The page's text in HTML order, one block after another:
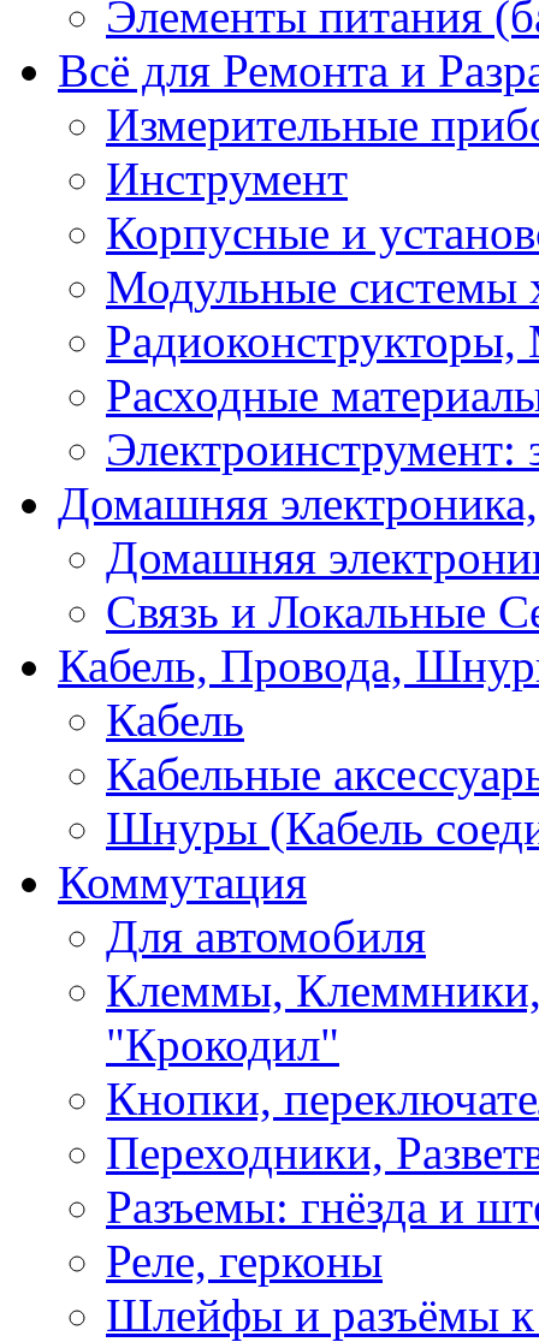
Элементы питания
Всё для Ремонта и
Измерительные
Инструмент
Корпусные и
Модульные системы
Расходные
Электроинструмент:
Домашняя
Домашняя
Связь и Локальные
Кабель, Провода,
Кабель
Кабельные
Шнуры (Кабель
Коммутация
Для автомобиля
Клеммы,
"Крокодил"
Кнопки,
Переходники,
Разъемы: гнёзда и
Реле, герконы
Шлейфы и разъёмы